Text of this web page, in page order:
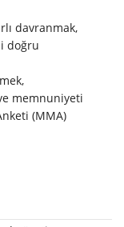
davranmak,
doğru
memnuniyeti
(MMA)